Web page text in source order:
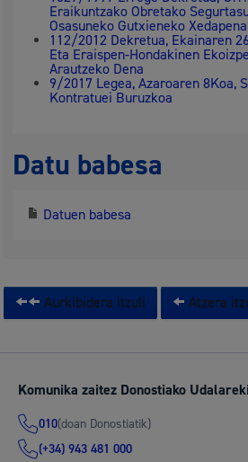
Eraikuntzako Obretako
Osasuneko Gutxieneko
112/2012 Dekretua, Ekainaren
Eta Eraispen-Hondakinen
Arautzeko Dena
9/2017 Legea, Azaroaren 8Koa,
Kontratuei Buruzkoa
Datu babesa
Datuen babesa
Aurkibidera itzuli Atzera
Komunika zaitez Donostiako
010(doan Donostiatik)
(+34) 943 481 000